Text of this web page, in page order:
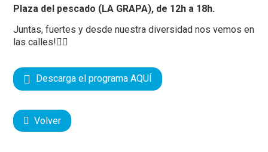
Plaza del pescado (LA GRAPA), de 12h a 18h.
Juntas, fuertes y desde nuestra diversidad nos vemos en
las calles!✊🏽
Descarga el programa AQUÍ
Volver